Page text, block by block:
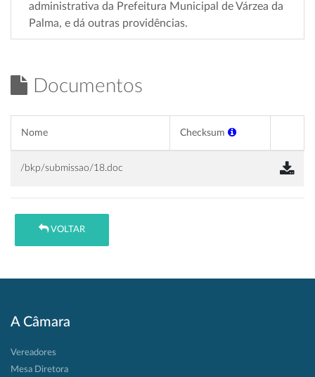
administrativa da Prefeitura Municipal de Várzea da
Palma, e dá outras providências.
Documentos
Nome Checksum
/bkp/submissao/18.doc
VOLTAR
A Câmara
Vereadores
Mesa Diretora